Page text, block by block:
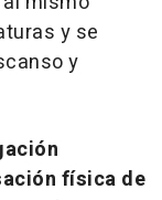
y se
y
física de